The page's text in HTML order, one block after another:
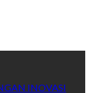
INOVASI